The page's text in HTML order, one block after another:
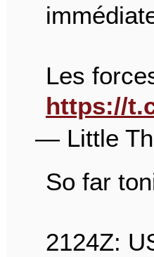
Les
https://
— Little
So far
2124Z: